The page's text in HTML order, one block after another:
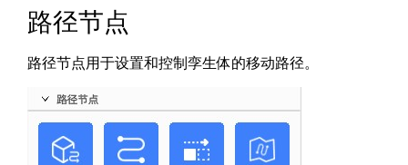
路径节点
路径节点用于设置和控制孪生体的移动路径。